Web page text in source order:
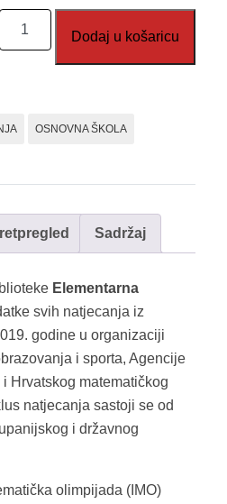
Matematička
Dodaj u košaricu
OSNOVNA ŠKOLA
Sadržaj
Elementarna
svih natjecanja iz
godine u organizaciji
i sporta, Agencije
Hrvatskog matematičkog
natjecanja sastoji se od
i državnog
olimpijada (IMO)